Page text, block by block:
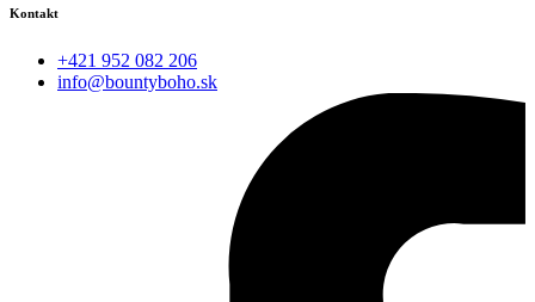
Kontakt
+421 952 082 206
info@bountyboho.sk